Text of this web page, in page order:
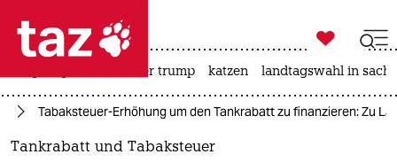
 taz zahl ich
taz zahl ich

taz zahl ich
usa unter trump katzen landtagswahl in
Tabaksteuer-Erhöhung um den Tankrabatt zu finanzieren: Zu
Tankrabatt und Tabaksteuer